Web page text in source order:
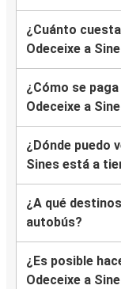
¿Cuánto
Odeceixe a
¿Cómo se
Odeceixe a
¿Dónde puedo
Sines está a
¿A qué
autobús?
¿Es posible
Odeceixe a